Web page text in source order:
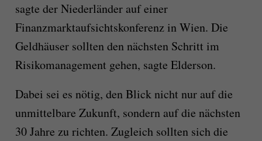
sagte der Niederländer auf einer
Finanzmarktaufsichtskonferenz in Wien. Die
Geldhäuser sollten den nächsten Schritt im
Risikomanagement gehen, sagte Elderson.
Dabei sei es nötig, den Blick nicht nur auf die
unmittelbare Zukunft, sondern auf die nächsten
30 Jahre zu richten. Zugleich sollten sich die